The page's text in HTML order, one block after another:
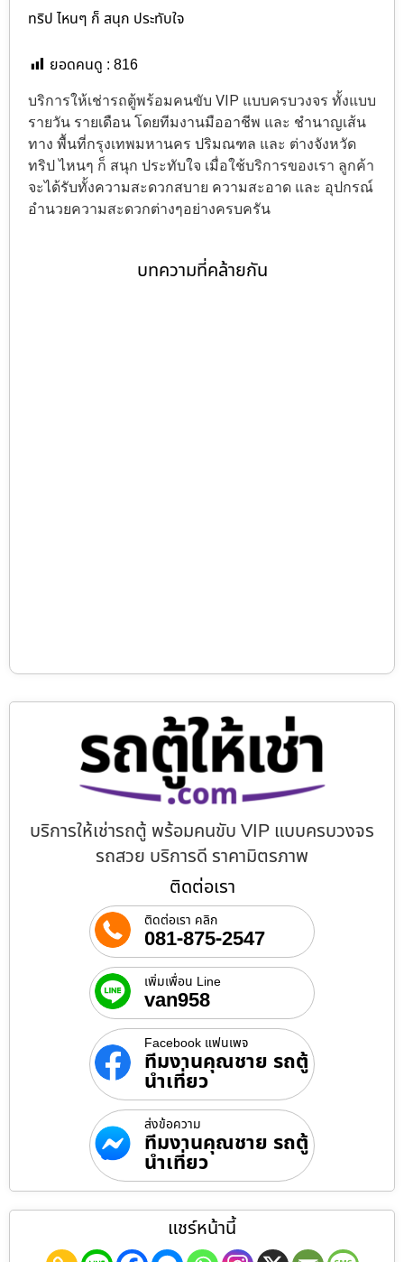
ทริป ไหนๆ ก็ สนุก ประทับใจ
ยอดคนดู : 816
บริการให้เช่ารถตู้พร้อมคนขับ VIP แบบครบวงจร ทั้งแบบ
รายวัน รายเดือน โดยทีมงานมืออาชีพ และ ชำนาญเส้น
ทาง พื้นที่กรุงเทพมหานคร ปริมณฑล และ ต่างจังหวัด
ทริป ไหนๆ ก็ สนุก ประทับใจ เมื่อใช้บริการของเรา ลูกค้า
จะได้รับทั้งความสะดวกสบาย ความสะอาด และ อุปกรณ์
อำนวยความสะดวกต่างๆอย่างครบครัน
บทความที่คล้ายกัน
บริการให้เช่ารถตู้ พร้อมคนขับ VIP แบบครบวงจร
รถสวย บริการดี ราคามิตรภาพ
ติดต่อเรา
ติดต่อเรา คลิก
081-875-2547
เพิ่มเพื่อน Line
van958
Facebook แฟนเพจ
ทีมงานคุณชาย รถตู้
นำเที่ยว
ส่งข้อความ
ทีมงานคุณชาย รถตู้
นำเที่ยว
แชร์หน้านี้